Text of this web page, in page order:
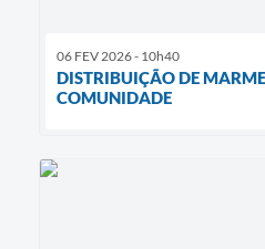
06 FEV 2026 - 10h40
DISTRIBUIÇÃO DE
COMUNIDADE